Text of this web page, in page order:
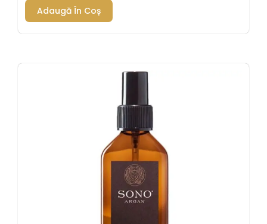
Adaugă În Coș